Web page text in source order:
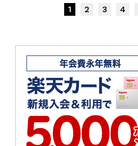
1 2 3 4